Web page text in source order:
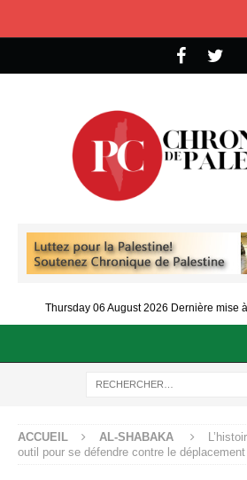
Thursday 06 August 2026 Dernière mise
ACCUEIL AL-SHABAKA
outil pour se défendre contre le